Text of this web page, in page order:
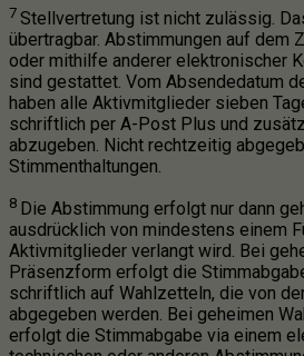
7 Stellvertretung ist nicht zulässig.
übertragbar. Abstimmungen auf dem
oder mithilfe anderer elektronischer
sind gestattet. Vom Absendedatum
haben alle Aktivmitglieder sieben
schriftlich per A-Post Plus und
abzugeben. Nicht rechtzeitig
Stimmenthaltungen.
8 Die Abstimmung erfolgt nur dann
ausdrücklich von mindestens einem
Aktivmitglieder verlangt wird. Bei
Präsenzform erfolgt die
schriftlich auf Wahlzetteln, die von
abgegeben werden. Bei geheimen
erfolgt die Stimmabgabe via einem